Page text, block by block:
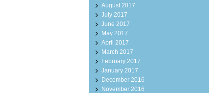
August 2017
July 2017
June 2017
May 2017
April 2017
March 2017
February 2017
January 2017
December 2016
November 2016